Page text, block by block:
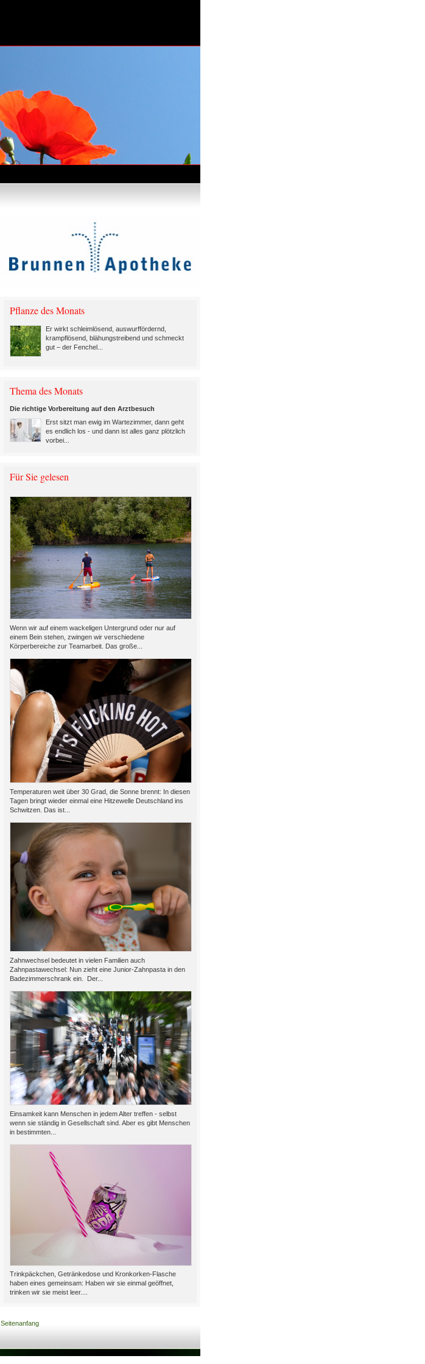
Pflanze des Monats
Er wirkt schleimlösend, auswurffördernd,
krampflösend, blähungstreibend und schmeckt
gut – der Fenchel...
Thema des Monats
Die richtige Vorbereitung auf den Arztbesuch
Erst sitzt man ewig im Wartezimmer, dann geht
es endlich los - und dann ist alles ganz plötzlich
vorbei...
Für Sie gelesen
Wenn wir auf einem wackeligen Untergrund oder nur auf
einem Bein stehen, zwingen wir verschiedene
Körperbereiche zur Teamarbeit. Das große...
Temperaturen weit über 30 Grad, die Sonne brennt: In diesen
Tagen bringt wieder einmal eine Hitzewelle Deutschland ins
Schwitzen. Das ist...
Zahnwechsel bedeutet in vielen Familien auch
Zahnpastawechsel: Nun zieht eine Junior-Zahnpasta in den
Badezimmerschrank ein. Der...
Einsamkeit kann Menschen in jedem Alter treffen - selbst
wenn sie ständig in Gesellschaft sind. Aber es gibt Menschen
in bestimmten...
Trinkpäckchen, Getränkedose und Kronkorken-Flasche
haben eines gemeinsam: Haben wir sie einmal geöffnet,
trinken wir sie meist leer....
Seitenanfang